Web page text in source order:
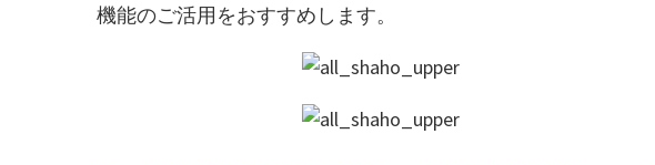
機能のご活用をおすすめします。